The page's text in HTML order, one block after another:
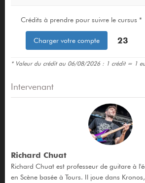
Crédits à prendre pour suivre le cursus *
Charger votre compte 23
* Valeur du crédit au 06/08/2026 : 1 crédit = 1
Intervenant
Richard Chuat
Richard Chuat est professeur de guitare à
en Scène basée à Tours. Il joue dans